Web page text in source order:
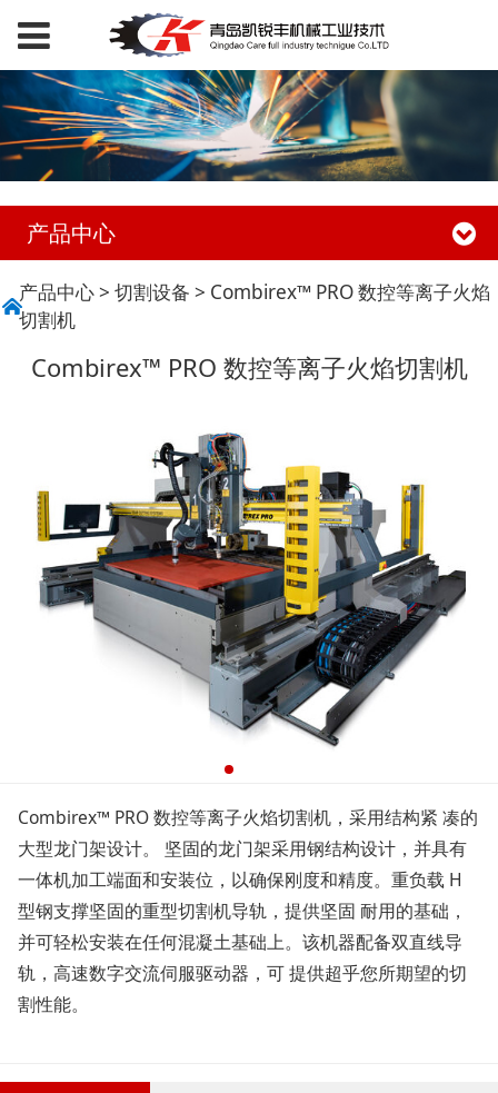
产品中心
Combirex™ PRO 数控
等离子火焰切割机
产品中心>切割设备 > Combirex™ PRO 数控等离子火焰
切割机
Combirex™ PRO 数控等离子火焰切割机
Combirex™ PRO 数控等离子火焰切割机，采用结构紧 凑的
大型龙门架设计。 坚固的龙门架采用钢结构设计，并具有
一体机加工端面和安装位，以确保刚度和精度。重负载 H
型钢支撑坚固的重型切割机导轨，提供坚固 耐用的基础，
并可轻松安装在任何混凝土基础上。该机器配备双直线导
轨，高速数字交流伺服驱动器，可 提供超乎您所期望的切
割性能。